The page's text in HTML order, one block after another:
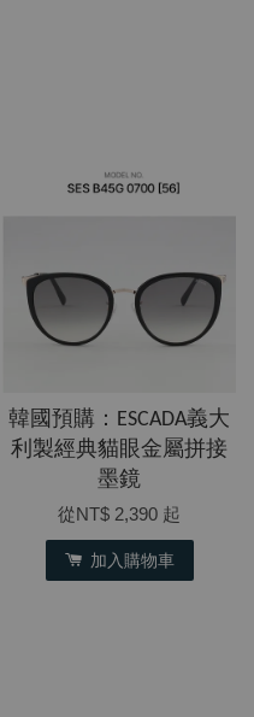
韓國預購：ESCADA義大
利製經典貓眼金屬拼接
墨鏡
從NT$ 2,390 起
加入購物車